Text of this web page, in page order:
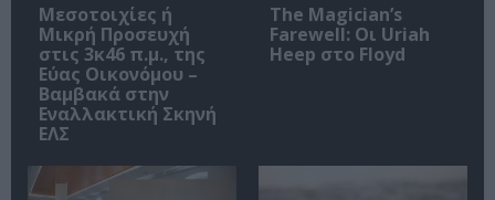
Μεσοτοιχίες ή
Μικρή Προσευχή
στις 3κ46 π.μ., της
Εύας Οικονόμου –
Βαμβακά στην
Εναλλακτική Σκηνή
ΕΛΣ
The Magician’s
Farewell: Οι Uriah
Heep στο Floyd